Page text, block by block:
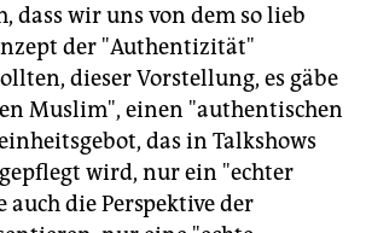
dass wir uns von dem so lieb
der "Authentizität"
dieser Vorstellung, es gäbe
Muslim", einen "authentischen
das in Talkshows
wird, nur ein "echter
auch die Perspektive der